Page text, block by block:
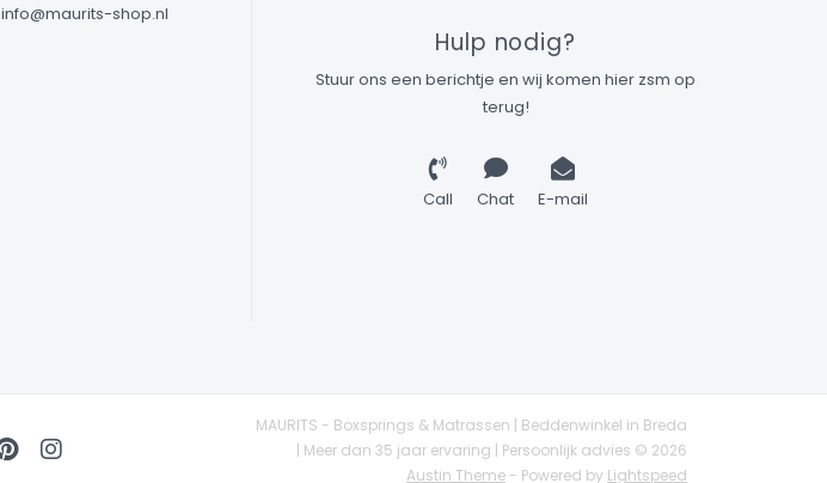
info@maurits-shop.nl
Hulp nodig?
Stuur ons een berichtje en wij komen hier zsm op
terug!
Call Chat E-mail
MAURITS - Boxsprings & Matrassen | Beddenwinkel in Breda
| Meer dan 35 jaar ervaring | Persoonlijk advies © 2026
Austin Theme - Powered by Lightspeed